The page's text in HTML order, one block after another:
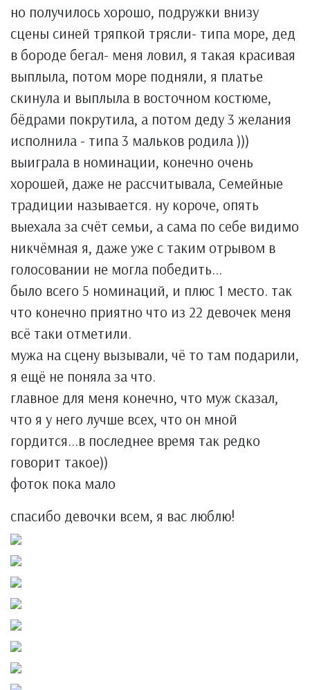
но получилось хорошо, подружки внизу
сцены синей тряпкой трясли- типа море, дед
в бороде бегал- меня ловил, я такая красивая
выплыла, потом море подняли, я платье
скинула и выплыла в восточном костюме,
бёдрами покрутила, а потом деду 3 желания
исполнила - типа 3 мальков родила )))
выиграла в номинации, конечно очень
хорошей, даже не рассчитывала, Семейные
традиции называется. ну короче, опять
выехала за счёт семьи, а сама по себе видимо
никчёмная я, даже уже с таким отрывом в
голосовании не могла победить...
было всего 5 номинаций, и плюс 1 место. так
что конечно приятно что из 22 девочек меня
всё таки отметили.
мужа на сцену вызывали, чё то там подарили,
я ещё не поняла за что.
главное для меня конечно, что муж сказал,
что я у него лучше всех, что он мной
гордится...в последнее время так редко
говорит такое))
фоток пока мало
спасибо девочки всем, я вас люблю!